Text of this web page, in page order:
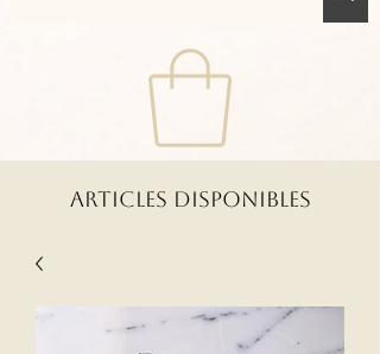
ARTICLES DISPONIBLES